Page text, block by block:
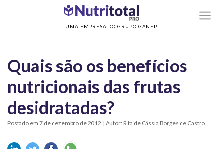
UMA EMPRESA DO GRUPO GANEP
Sem categoria> Quais são os benefícios nutricionais das frutas
Quais são os benefícios
nutricionais das frutas
desidratadas?
Postado em 7 de dezembro de 2012 | Autor: Rita de Cássia Borges de Castro